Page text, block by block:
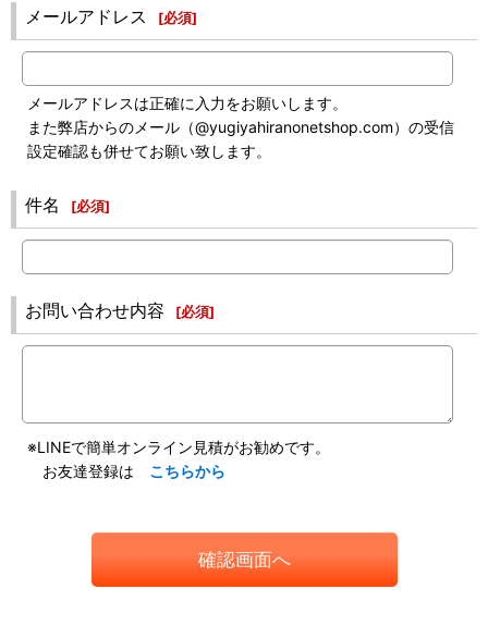
メールアドレス [必須]
メールアドレスは正確に入力をお願いします。
また弊店からのメール（@yugiyahiranonetshop.com）の受信
設定確認も併せてお願い致します。
件名 [必須]
お問い合わせ内容 [必須]
※LINEで簡単オンライン見積がお勧めです。
お友達登録は こちらから
確認画面へ